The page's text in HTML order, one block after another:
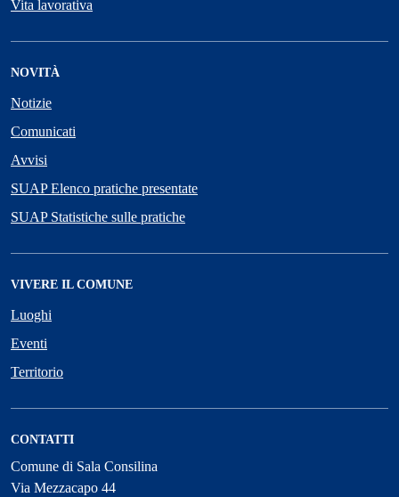
Vita lavorativa
NOVITÀ
Notizie
Comunicati
Avvisi
SUAP Elenco pratiche presentate
SUAP Statistiche sulle pratiche
VIVERE IL COMUNE
Luoghi
Eventi
Territorio
CONTATTI
Comune di Sala Consilina
Via Mezzacapo 44